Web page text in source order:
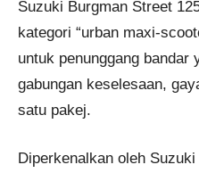
Suzuki Burgman Street
kategori “urban maxi-
untuk penunggang bandar
gabungan keselesaan,
satu pakej.
Diperkenalkan oleh